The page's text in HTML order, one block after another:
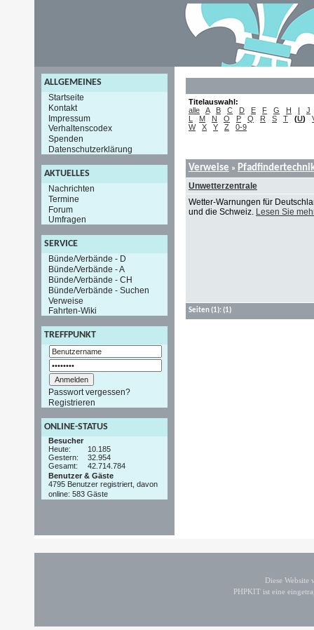
ALLGEMEINES
Startseite
Kontakt
Impressum
Verhaltenscodex
Spenden
Datenschutzerklärung
AKTUELLES
Nachrichten
Termine
Forum
Umfragen
SERVICE
Bünde/Verbände - D
Bünde/Verbände - A
Bünde/Verbände - CH
Bünde/Verbände - Suchen
Verweise
Fahrten-Wiki
TREFFPUNKT
Passwort vergessen?
Registrieren
ONLINE-STATUS
Besucher
Heute:
10.185
Gestern:
32.954
Gesamt:
42.714.784
Benutzer & Gäste
4795 Benutzer registriert, davon
online: 583 Gäste
Titelauswahl:
alle
A B C D E F G H I
J
L
M N O P Q R S T (U)
W
X Y Z 0-9
Verweise »
Unwetterzentrale
Wetter-Warnungen für
und die Schweiz. Lesen Sie
Seiten(1): (1)
Diese
PHPKIT ist eine